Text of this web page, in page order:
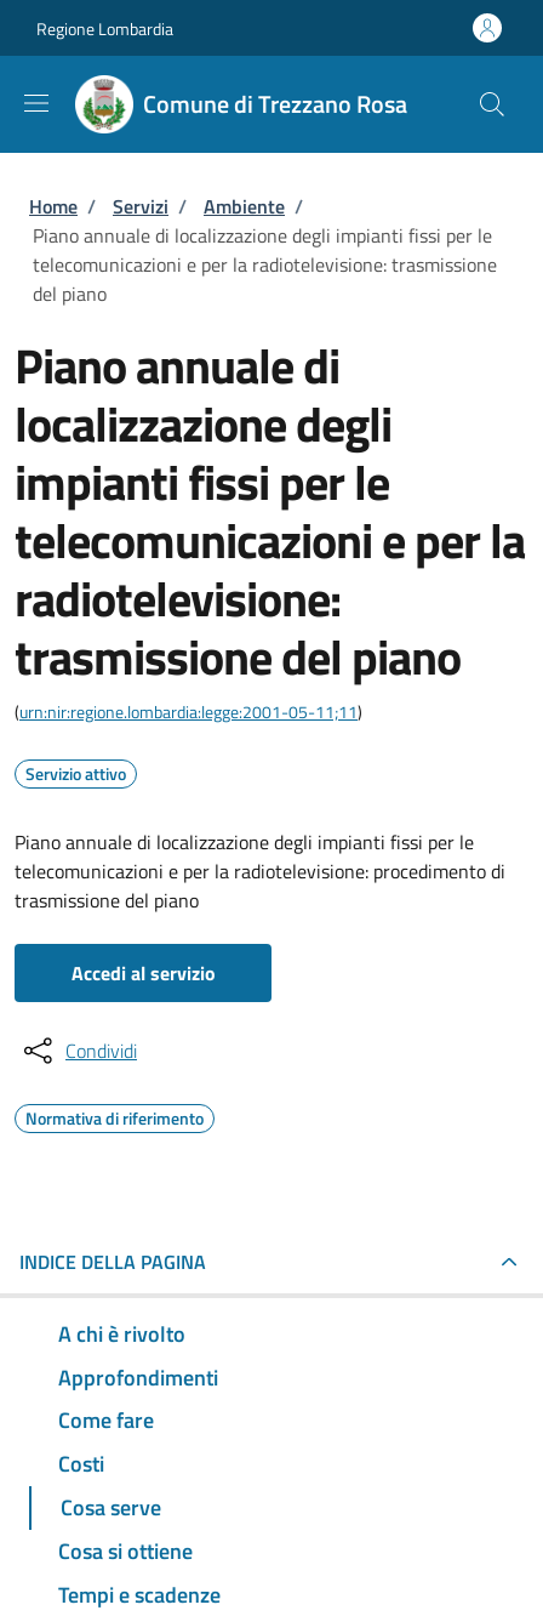
Regione Lombardia
Comune di Trezzano Rosa
Briciole di pane
Home / Servizi / Ambiente /
Piano annuale di localizzazione degli impianti fissi per le
telecomunicazioni e per la radiotelevisione: trasmissione
del piano
Piano annuale di
localizzazione degli
impianti fissi per le
telecomunicazioni e per la
radiotelevisione:
trasmissione del piano
(urn:nir:regione.lombardia:legge:2001-05-11;11)
Servizio attivo
Piano annuale di localizzazione degli impianti fissi per le
telecomunicazioni e per la radiotelevisione: procedimento di
trasmissione del piano
Accedi al servizio
Condividi
Normativa di riferimento
INDICE DELLA PAGINA
A chi è rivolto
Approfondimenti
Come fare
Costi
Cosa serve
Cosa si ottiene
Tempi e scadenze